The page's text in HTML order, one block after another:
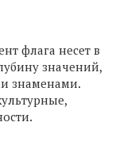
флага несет в
значений,
знаменами.